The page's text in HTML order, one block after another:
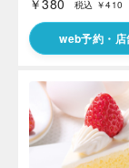
￥380 税込 ￥410
web予約・店